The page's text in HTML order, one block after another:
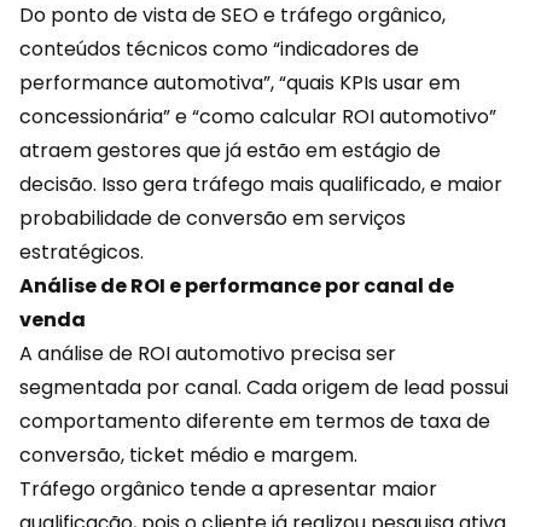
Do ponto de vista de SEO e tráfego orgânico,
conteúdos técnicos como “indicadores de
performance automotiva”, “quais KPIs usar em
concessionária” e “como calcular ROI automotivo”
atraem gestores que já estão em estágio de
decisão. Isso gera tráfego mais qualificado, e maior
probabilidade de conversão em serviços
estratégicos.
Análise de ROI e performance por canal de
venda
A análise de ROI automotivo precisa ser
segmentada por canal. Cada origem de lead possui
comportamento diferente em termos de taxa de
conversão, ticket médio e margem.
Tráfego orgânico tende a apresentar maior